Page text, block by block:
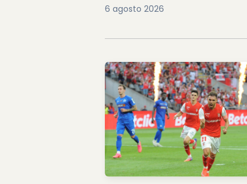
6 agosto 2026